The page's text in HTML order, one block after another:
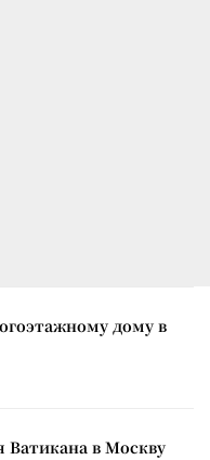
дому в
Ватикана в Москву